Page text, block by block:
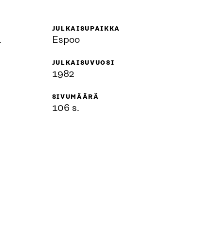
JULKAISUPAIKKA
Espoo
JULKAISUVUOSI
1982
SIVUMÄÄRÄ
106 s.